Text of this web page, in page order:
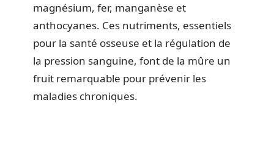
magnésium, fer, manganèse et
anthocyanes. Ces nutriments, essentiels
pour la santé osseuse et la régulation de
la pression sanguine, font de la mûre un
fruit remarquable pour prévenir les
maladies chroniques.